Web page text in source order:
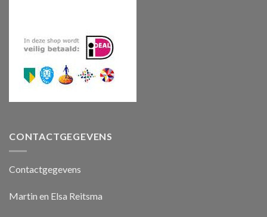
CONTACTGEGEVENS
Contactgegevens
Martin en Elsa Reitsma